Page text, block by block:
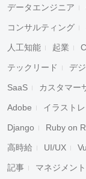
データエンジニア
コンサルティング
人工知能 起業
テックリード デ
SaaS カスタマー
Adobe イラスト
Django Ruby on
高時給 UI/UX
記事 マネジメント